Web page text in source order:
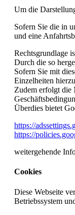
Um die
Sofern Sie die in
und eine
Rechtsgrundlage
Durch die so
Sofern Sie mit
Einzelheiten
Zudem erfolgt die
Überdies bietet
https://
https://
weitergehende
Cookies
Diese Webseite
Betriebssystem